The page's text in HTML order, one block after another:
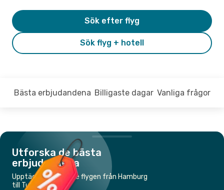
Sök flyg + hotell
Sök efter flyg
Bästa erbjudandena Billigaste dagar Vanliga frågor
Utforska de bästa
erbjudandena
Upptäck de billigaste flygen från Hamburg
till Tunis